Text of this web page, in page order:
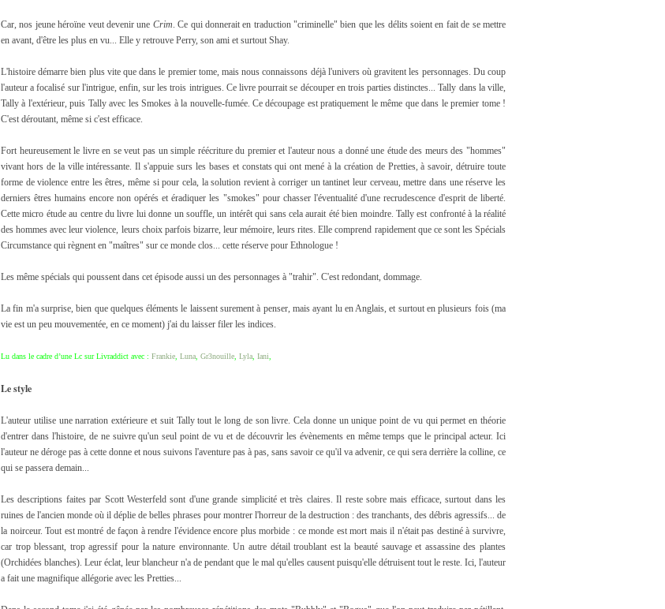
Car, nos jeune héroïne veut devenir une Crim. Ce qui donnerait en traduction "criminelle" bien que les délits soient en fait de se mettre
en avant, d'être les plus en vu... Elle y retrouve Perry, son ami et surtout Shay.
L'histoire démarre bien plus vite que dans le premier tome, mais nous connaissons déjà l'univers où gravitent les personnages. Du coup
l'auteur a focalisé sur l'intrigue, enfin, sur les trois intrigues. Ce livre pourrait se découper en trois parties distinctes... Tally dans la ville,
Tally à l'extérieur, puis Tally avec les Smokes à la nouvelle-fumée. Ce découpage est pratiquement le même que dans le premier tome !
C'est déroutant, même si c'est efficace.
Fort heureusement le livre en se veut pas un simple réécriture du premier et l'auteur nous a donné une étude des meurs des "hommes"
vivant hors de la ville intéressante. Il s'appuie surs les bases et constats qui ont mené à la création de Pretties, à savoir, détruire toute
forme de violence entre les êtres, même si pour cela, la solution revient à corriger un tantinet leur cerveau, mettre dans une réserve les
derniers êtres humains encore non opérés et éradiquer les "smokes" pour chasser l'éventualité d'une recrudescence d'esprit de liberté.
Cette micro étude au centre du livre lui donne un souffle, un intérêt qui sans cela aurait été bien moindre. Tally est confronté à la réalité
des hommes avec leur violence, leurs choix parfois bizarre, leur mémoire, leurs rites. Elle comprend rapidement que ce sont les Spécials
Circumstance qui règnent en "maîtres" sur ce monde clos... cette réserve pour Ethnologue !
Les même spécials qui poussent dans cet épisode aussi un des personnages à "trahir". C'est redondant, dommage.
La fin m'a surprise, bien que quelques éléments le laissent surement à penser, mais ayant lu en Anglais, et surtout en plusieurs fois (ma
vie est un peu mouvementée, en ce moment) j'ai du laisser filer les indices.
Lu dans le cadre d’une Lc sur Livraddict avec : Frankie Luna Gr3nouille Lyla Iani
Le style
L'auteur utilise une narration extérieure et suit Tally tout le long de son livre. Cela donne un unique point de vu qui permet en théorie
d'entrer dans l'histoire, de ne suivre qu'un seul point de vu et de découvrir les évènements en même temps que le principal acteur. Ici
l'auteur ne déroge pas à cette donne et nous suivons l'aventure pas à pas, sans savoir ce qu'il va advenir, ce qui sera derrière la colline, ce
qui se passera demain...
Les descriptions faites par Scott Westerfeld sont d'une grande simplicité et très claires. Il reste sobre mais efficace, surtout dans les
ruines de l'ancien monde où il déplie de belles phrases pour montrer l'horreur de la destruction : des tranchants, des débris agressifs... de
la noirceur. Tout est montré de façon à rendre l'évidence encore plus morbide : ce monde est mort mais il n'était pas destiné à survivre,
car trop blessant, trop agressif pour la nature environnante. Un autre détail troublant est la beauté sauvage et assassine des plantes
(Orchidées blanches). Leur éclat, leur blancheur n'a de pendant que le mal qu'elles causent puisqu'elle détruisent tout le reste. Ici, l'auteur
a fait une magnifique allégorie avec les Pretties...